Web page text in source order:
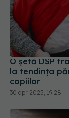
O șefă DSP
la tendinţa
copiilor
30 apr 2025, 19:28